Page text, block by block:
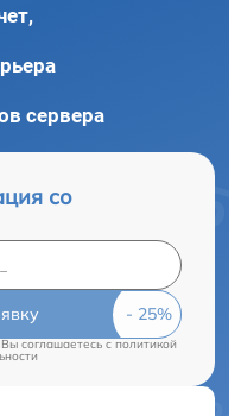
сервера
со
соглашаетесь c политикой